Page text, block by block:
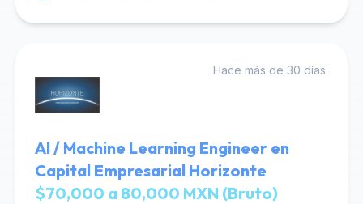
Hace más de 30 días.
AI / Machine Learning Engineer en
Capital Empresarial Horizonte
$70,000 a 80,000 MXN (Bruto)